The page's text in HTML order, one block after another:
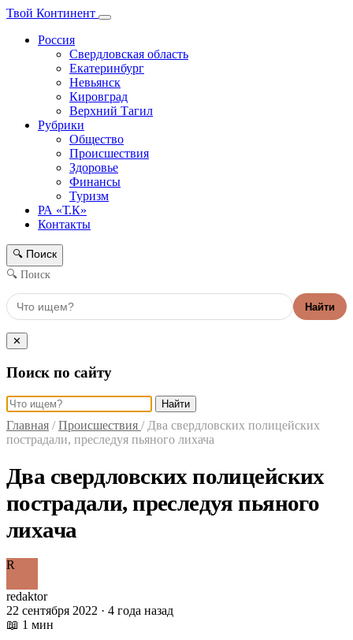
Твой Континент
Россия
Свердловская область
Екатеринбург
Невьянск
Кировград
Верхний Тагил
Рубрики
Общество
Происшествия
Здоровье
Финансы
Туризм
РА «Т.К»
Контакты
🔍 Поиск
🔍 Поиск
Найти
✕
Поиск по сайту
Найти
Главная / Происшествия / Два свердловских полицейских
пострадали, преследуя пьяного лихача
Два свердловских полицейских
пострадали, преследуя пьяного
лихача
R
redaktor
22 сентября 2022 · 4 года назад
📖 1 мин